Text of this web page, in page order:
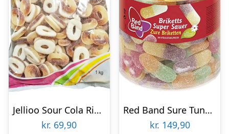
Jellioo Sour Cola Rings Økonomipakke – 1 kg
kr. 69,90
Red Band Sure Tunger Økonomipakke – 1,2 kg
kr. 149,90